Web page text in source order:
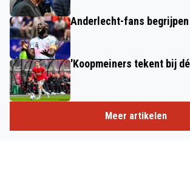
Anderlecht-fans
'Koopmeiners tekent bij
Meer artikelen